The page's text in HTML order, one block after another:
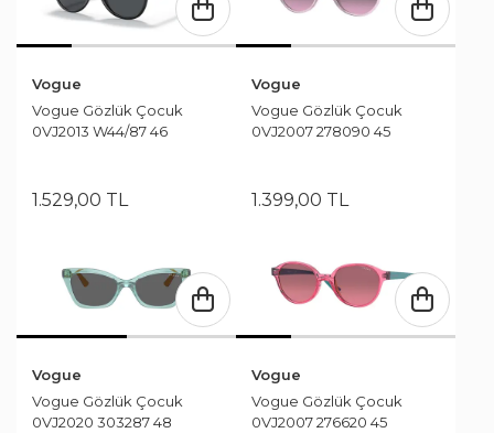
Vogue
Vogue Gözlük Çocuk
0VJ2013 W44/87 46
1.529,00 TL
Vogue
Vogue Gözlük Çocuk
0VJ2007 278090 45
1.399,00 TL
Vogue
Vogue Gözlük Çocuk
0VJ2020 303287 48
Vogue
Vogue Gözlük Çocuk
0VJ2007 276620 45